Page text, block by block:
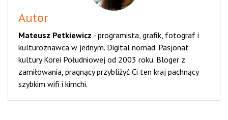
Autor
Mateusz Petkiewicz - programista, grafik, fotograf i
kulturoznawca w jednym. Digital nomad. Pasjonat
kultury Korei Południowej od 2003 roku. Bloger z
zamiłowania, pragnący przybliżyć Ci ten kraj pachnący
szybkim wifi i kimchi.